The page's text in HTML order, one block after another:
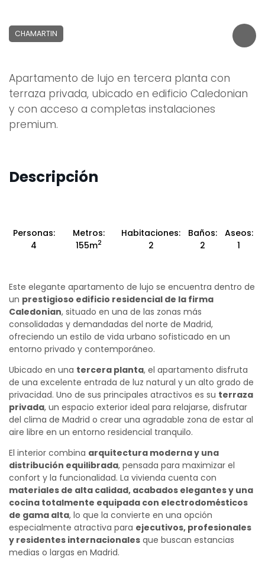
CHAMARTIN
Apartamento de lujo en tercera planta con
terraza privada, ubicado en edificio Caledonian
y con acceso a completas instalaciones
premium.
Descripción
Personas:
4
Metros:
155m2
Habitaciones:
2
Baños:
2
Aseos:
1
Este elegante apartamento de lujo se encuentra dentro de
un prestigioso edificio residencial de la firma
Caledonian, situado en una de las zonas más
consolidadas y demandadas del norte de Madrid,
ofreciendo un estilo de vida urbano sofisticado en un
entorno privado y contemporáneo.
Ubicado en una tercera planta, el apartamento disfruta
de una excelente entrada de luz natural y un alto grado de
privacidad. Uno de sus principales atractivos es su terraza
privada, un espacio exterior ideal para relajarse, disfrutar
del clima de Madrid o crear una agradable zona de estar al
aire libre en un entorno residencial tranquilo.
El interior combina arquitectura moderna y una
distribución equilibrada, pensada para maximizar el
confort y la funcionalidad. La vivienda cuenta con
materiales de alta calidad, acabados elegantes y una
cocina totalmente equipada con electrodomésticos
de gama alta, lo que la convierte en una opción
especialmente atractiva para ejecutivos, profesionales
y residentes internacionales que buscan estancias
medias o largas en Madrid.